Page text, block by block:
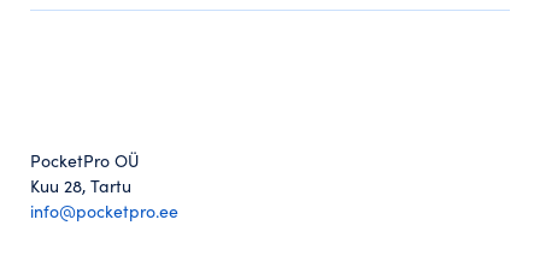
PocketPro OÜ
Kuu 28, Tartu
info@pocketpro.ee